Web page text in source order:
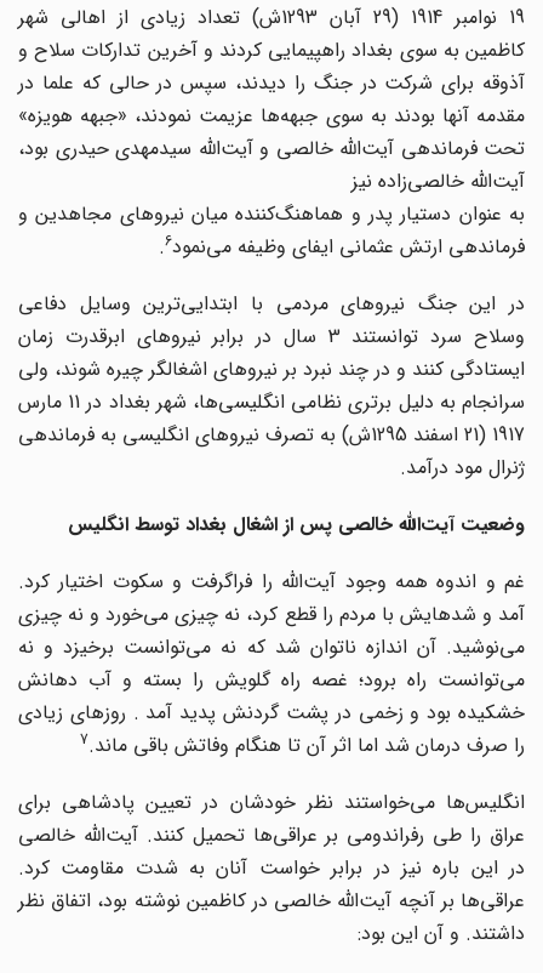
19 نوامبر 1914 (29 آبان 1293ش) تعداد زیادی از اهالی شهر
کاظمین به سوی بغداد راهپیمایی کردند و آخرین تدارکات سلاح و
آذوقه برای شرکت در جنگ را دیدند، سپس در حالی که علما در
مقدمه آنها بودند به سوی جبهه‌ها عزیمت نمودند، «جبهه هویزه»
تحت فرماندهی آیت‌الله خالصی و آیت‌الله سیدمهدی حیدری بود،
آیت‌الله خالصی‌زاده نیز
به عنوان دستیار پدر و هماهنگ‌کننده میان نیروهای مجاهدین و
فرماندهی ارتش عثمانی ایفای وظیفه می‌نمود6
.
در این جنگ نیروهای مردمی با ابتدایی‌ترین وسایل دفاعی
وسلاح سرد توانستند 3 سال در برابر نیروهای ابرقدرت زمان
ایستادگی کنند و در چند نبرد بر نیروهای اشغالگر چیره شوند، ولی
سرانجام به دلیل برتری نظامی انگلیسی‌ها، شهر بغداد در 11 مارس
1917 (21 اسفند 1295ش) به تصرف نیروهای انگلیسی به فرماندهی
ژنرال مود درآمد.
وضعیت آیت‌الله خالصی پس از اشغال بغداد توسط انگلیس
غم و اندوه همه وجود آیت‌الله را فراگرفت و سکوت اختیار کرد.
آمد و شدهایش با مردم را قطع کرد، نه چیزی می‌خورد و نه چیزی
می‌نوشید. آن اندازه ناتوان شد که نه می‌توانست برخیزد و نه
می‌توانست راه برود؛ غصه راه گلویش را بسته و آب دهانش
خشکیده بود و زخمی در پشت گردنش پدید آمد . روزهای زیادی
را صرف درمان شد اما اثر آن تا هنگام وفاتش باقی ماند.7
انگلیس‌ها می‌خواستند نظر خودشان در تعیین پادشاهی برای
عراق را طی رفراندومی بر عراقی‌ها تحمیل کنند. آیت‌الله خالصی
در این باره نیز در برابر خواست آنان به شدت مقاومت کرد.
عراقی‌ها بر آنچه آیت‌الله خالصی در کاظمین نوشته بود، اتفاق نظر
داشتند. و آن این بود: